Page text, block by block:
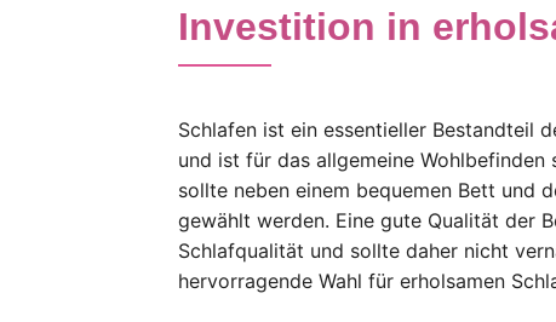
Investition in
Schlafen ist ein essentieller Bestandteil
und ist für das allgemeine
sollte neben einem bequemen Bett und
gewählt werden. Eine gute Qualität der
Schlafqualität und sollte daher nicht
hervorragende Wahl für erholsamen